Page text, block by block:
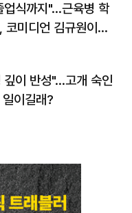
업식까지"…근육병 학
코미디언 김규원이었
깊이 반성"…고개 숙인
이길래?